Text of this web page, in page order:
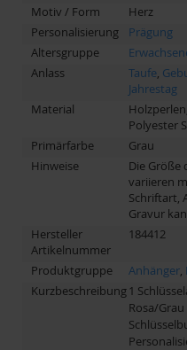
Motiv / Form
Herz
Personalisierung
Prägung
Altersgruppe
Anlass
Taufe,
Jahrestag
Material
Polyester
Primärfarbe
Grau
Hinweise
Die Größe
variieren
Schriftart,
Gravur
Hersteller
Artikelnummer
184412
Produktgruppe Anhänger,
Kurzbeschreibung 1
Rosa/